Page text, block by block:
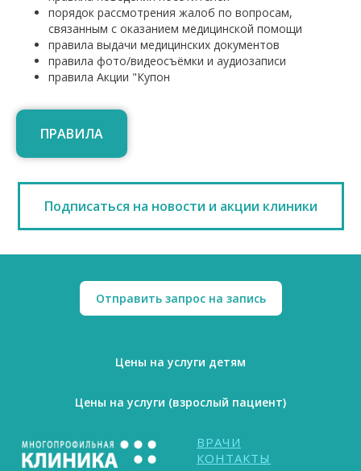
порядок рассмотрения жалоб по вопросам,
связанным с оказанием медицинской помощи
правила выдачи медицинских документов
правила фото/видеосъёмки и аудиозаписи
правила Акции "Купон
ПРАВИЛА
Подписаться на новости и акции клиники
Отправить запрос на запись
Цены на услуги детям
Цены на услуги (взрослый пациент)
ВРАЧИ
КОНТАКТЫ